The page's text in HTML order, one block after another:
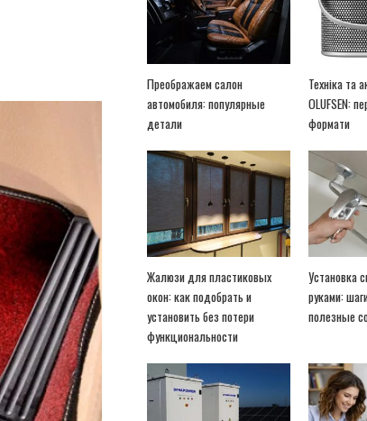
Преображаем салон
автомобиля: популярные
детали
Техніка та
OLUFSEN:
формати
Жалюзи для пластиковых
окон: как подобрать и
установить без потери
функциональности
Установка
руками:
полезные